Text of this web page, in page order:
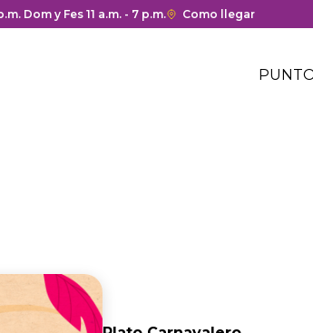
centro comercial.
Dom y Fes 11 a.m. - 7 p.m.Enlace
Como llegar